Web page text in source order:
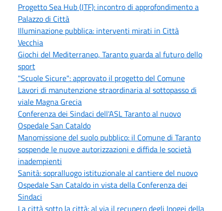
Progetto Sea Hub (JTF): incontro di approfondimento a
Palazzo di Città
Illuminazione pubblica: interventi mirati in Città
Vecchia
Giochi del Mediterraneo, Taranto guarda al futuro dello
sport
"Scuole Sicure": approvato il progetto del Comune
Lavori di manutenzione straordinaria al sottopasso di
viale Magna Grecia
Conferenza dei Sindaci dell'ASL Taranto al nuovo
Ospedale San Cataldo
Manomissione del suolo pubblico: il Comune di Taranto
sospende le nuove autorizzazioni e diffida le società
inadempienti
Sanità: sopralluogo istituzionale al cantiere del nuovo
Ospedale San Cataldo in vista della Conferenza dei
Sindaci
La città sotto la città: al via il recupero degli Ipogei della